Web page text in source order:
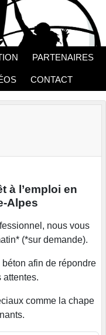
PARTENAIRES
CONTACT
à l’emploi en
Alpes
nous vous
(*sur demande).
afin de répondre
attentes.
comme la chape